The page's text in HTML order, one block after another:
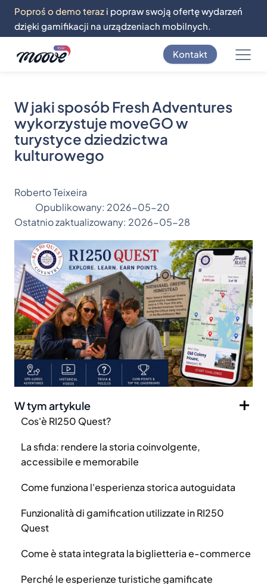
Poproś o demo teraz i popraw swoją ofertę wydarzeń
dzięki gamifikacji na urządzeniach mobilnych.
Kontakt
W jaki sposób Fresh Adventures
wykorzystuje moveGO w
turystyce dziedzictwa
kulturowego
Roberto Teixeira
Opublikowany: 2026-05-20
Ostatnio zaktualizowany: 2026-05-28
W tym artykule
Cos'è RI250 Quest?
La sfida: rendere la storia coinvolgente,
accessibile e memorabile
Come funziona l'esperienza storica autoguidata
Funzionalità di gamification utilizzate in RI250
Quest
Come è stata integrata la biglietteria e-commerce
Perché le esperienze turistiche gamificate